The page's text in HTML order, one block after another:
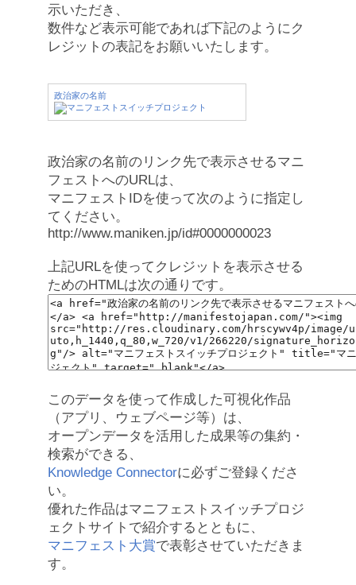
示いただき、
数件など表示可能であれば下記のようにク
レジットの表記をお願いいたします。
政治家の名前
政治家の名前のリンク先で表示させるマニ
フェストへのURLは、
マニフェストIDを使って次のように指定し
てください。
http://www.maniken.jp/id#0000000023
上記URLを使ってクレジットを表示させる
ためのHTMLは次の通りです。
このデータを使って作成した可視化作品
（アプリ、ウェブページ等）は、
オープンデータを活用した成果等の集約・
検索ができる、
Knowledge Connectorに必ずご登録くださ
い。
優れた作品はマニフェストスイッチプロジ
ェクトサイトで紹介するとともに、
マニフェスト大賞で表彰させていただきま
す。